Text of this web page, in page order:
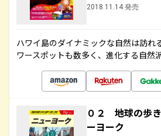
2018.11.14 発売
ハワイ島のダイナミックな自然は訪れ
ワースポットも数多く、進化する自然
０２ 地球の歩
ーヨーク